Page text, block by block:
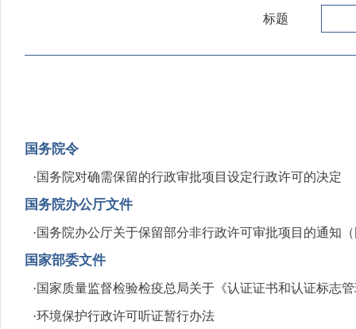
标题
国务院令
·国务院对确需保留的行政审批项目设定行政许可的决定
国务院办公厅文件
·国务院办公厅关于保留部分非行政许可审批项目的通知
国家部委文件
·国家质量监督检验检疫总局关于《认证证书和认证标志
·环境保护行政许可听证暂行办法